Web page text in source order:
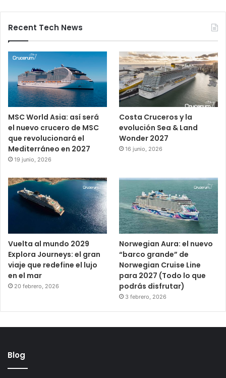
Recent Tech News
MSC World Asia: así será
el nuevo crucero de MSC
que revolucionará el
Mediterráneo en 2027
19 junio, 2026
Costa Cruceros y la
evolución Sea & Land
Wonder 2027
16 junio, 2026
Vuelta al mundo 2029
Explora Journeys: el gran
viaje que redefine el lujo
en el mar
20 febrero, 2026
Norwegian Aura: el nuevo
“barco grande” de
Norwegian Cruise Line
para 2027 (Todo lo que
podrás disfrutar)
3 febrero, 2026
Blog